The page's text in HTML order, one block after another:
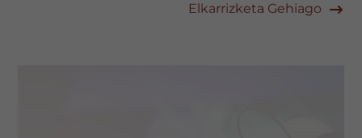
Elkarrizketa Gehiago